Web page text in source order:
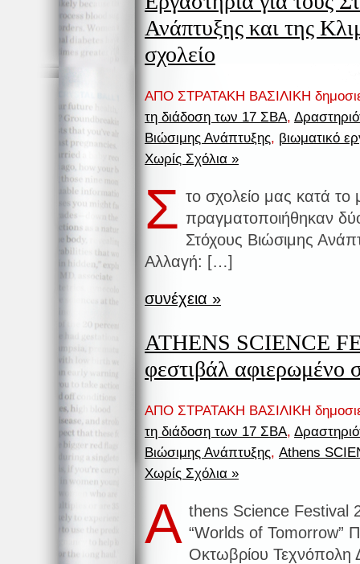
Ανάπτυξης και της
σχολείο
ΑΠΟ ΣΤΡΑΤΑΚΗ ΒΑΣΙΛΙΚΗ
τη διάδοση των 17 ΣΒΑ,
Βιώσιμης Ανάπτυξης, βιωματικό
Χωρίς Σχόλια »
Σ το σχολείο μας κατά
πραγματοποιήθηκαν
Στόχους Βιώσιμης
Αλλαγή: […]
συνέχεια »
ATHENS SCIENCE
φεστιβάλ αφιερωμένο
ΑΠΟ ΣΤΡΑΤΑΚΗ ΒΑΣΙΛΙΚΗ
τη διάδοση των 17 ΣΒΑ,
Βιώσιμης Ανάπτυξης, Athens
Χωρίς Σχόλια »
A thens Science Festival
“Worlds of Tomorrow”
Οκτωβρίου